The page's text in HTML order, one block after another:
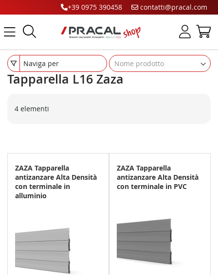
+39 0975 390458 contatti@pracal.com
Tapparella L16 Zaza
4 elementi
ZAZA Tapparella
antizanzare Alta Densità
con terminale in
alluminio
ZAZA Tapparella
antizanzare Alta Densità
con terminale in PVC
Naviga per